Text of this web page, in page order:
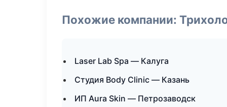
Похожие компании:
Laser Lab Spa — Калуга
Студия Body Clinic — Казань
ИП Aura Skin — Петрозаводск